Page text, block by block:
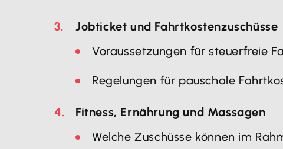
Jobticket und Fahrtkostenzuschüsse
Voraussetzungen für steuerfreie
Regelungen für pauschale
Fitness, Ernährung und Massagen
Welche Zuschüsse können im